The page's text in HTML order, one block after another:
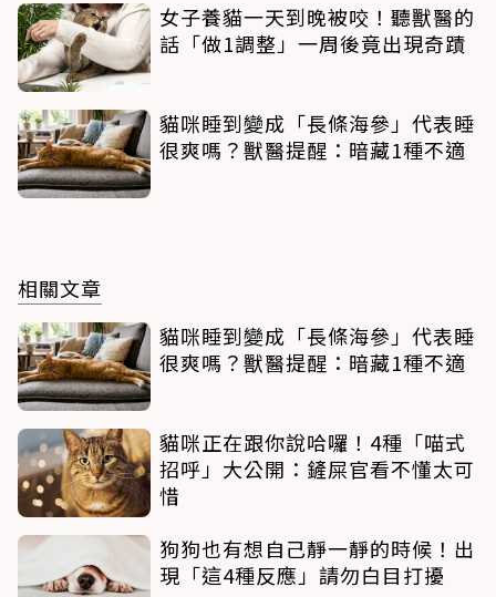
女子養貓一天到晚被咬！聽獸醫的
話「做1調整」一周後竟出現奇蹟
貓咪睡到變成「長條海參」代表睡
很爽嗎？獸醫提醒：暗藏1種不適
相關文章
貓咪睡到變成「長條海參」代表睡
很爽嗎？獸醫提醒：暗藏1種不適
貓咪正在跟你說哈囉！4種「喵式
招呼」大公開：鏟屎官看不懂太可
惜
狗狗也有想自己靜一靜的時候！出
現「這4種反應」請勿白目打擾